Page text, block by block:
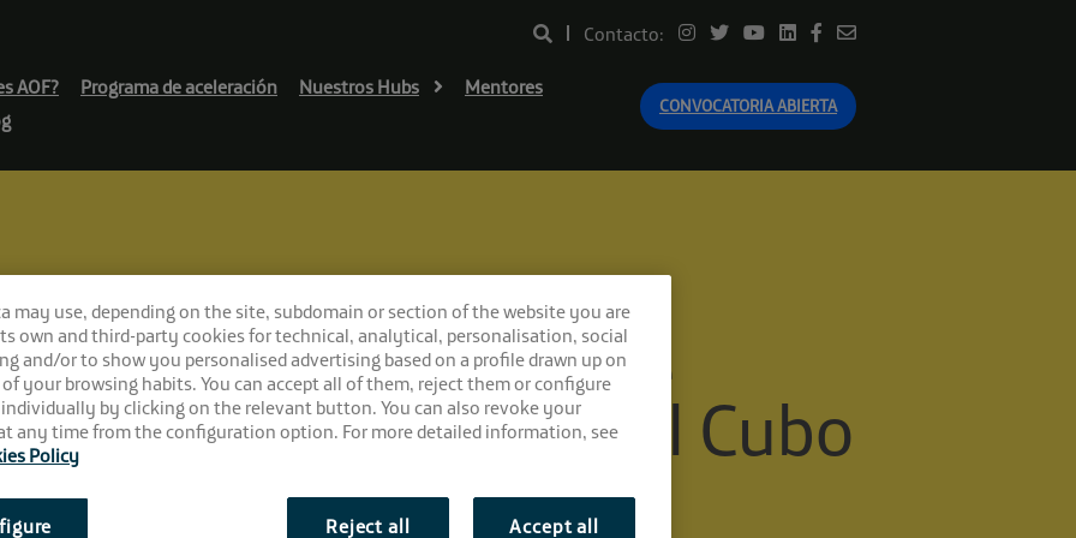
Contacto:
AOF? Programa de aceleración Nuestros Hubs
Mentores
CONVOCATORIA ABIERTA
comunicación y marketing online en El Cubo
Mentor del área de
online en El Cubo
may use, depending on the site, subdomain or section of the website you are
own and third-party cookies for technical, analytical, personalisation, social
and/or to show you personalised advertising based on a profile drawn up on
your browsing habits. You can accept all of them, reject them or configure
by clicking on the relevant button. You can also revoke your
any time from the configuration option. For more detailed information, see
Policy
Reject all Accept all